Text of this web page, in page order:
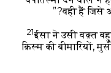
वही हैं जिसे
21ईसा ने उसी वक़्त
क़िस्म की बीमारियों,